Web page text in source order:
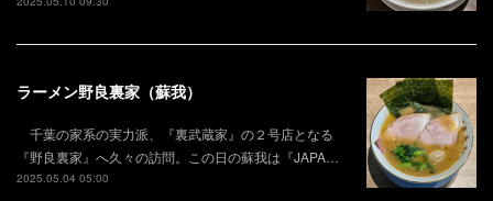
ラーメン野良裏家（蘇我）
千葉の家系の実力派、『裏武蔵家』の２号店となる
『野良裏家』へ久々の訪問。この日の蘇我は『JAPA…
2025.05.04 05:00